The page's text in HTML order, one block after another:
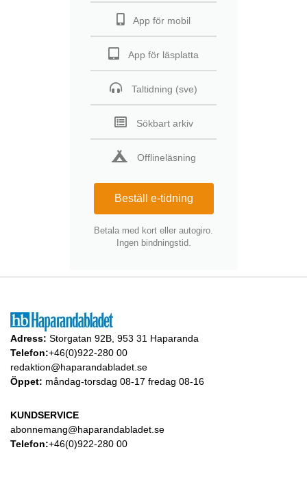
App för mobil
App för läsplatta
Taltidning (sve)
Sökbart arkiv
Offlineläsning
Beställ e-tidning
Betala med kort eller autogiro.
Ingen bindningstid.
Adress: Storgatan 92B, 953 31 Haparanda
Telefon:+46(0)922-280 00
redaktion@haparandabladet.se
Öppet: måndag-torsdag 08-17 fredag 08-16
KUNDSERVICE
abonnemang@haparandabladet.se
Telefon:+46(0)922-280 00